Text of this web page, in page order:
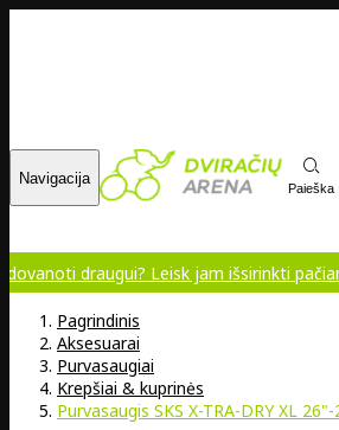
Navigacija
Paieška
Leisk jam išsirinkti pačiam!
Pagrindinis
Aksesuarai
Purvasaugiai
Krepšiai & kuprinės
Purvasaugis SKS X-TRA-DRY XL